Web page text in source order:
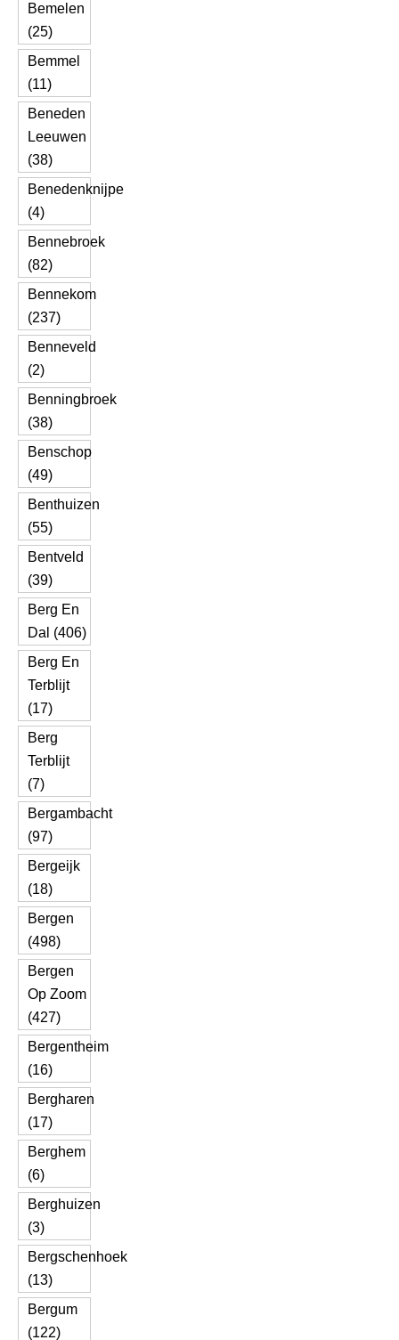
Bemelen
(25)
Bemmel
(11)
Beneden
Leeuwen
(38)
Benedenknijpe
(4)
Bennebroek
(82)
Bennekom
(237)
Benneveld
(2)
Benningbroek
(38)
Benschop
(49)
Benthuizen
(55)
Bentveld
(39)
Berg En
Dal (406)
Berg En
Terblijt
(17)
Berg
Terblijt
(7)
Bergambacht
(97)
Bergeijk
(18)
Bergen
(498)
Bergen
Op Zoom
(427)
Bergentheim
(16)
Bergharen
(17)
Berghem
(6)
Berghuizen
(3)
Bergschenhoek
(13)
Bergum
(122)